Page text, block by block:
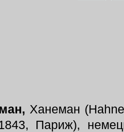
Ханеман
Париж),